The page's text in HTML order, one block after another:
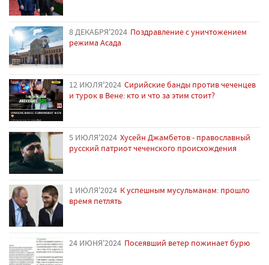
8 ДЕКАБРЯ'2024 Поздравление с уничтожением
режима Асада
12 ИЮЛЯ'2024 Сирийские банды против чеченцев
и турок в Вене: кто и что за этим стоит?
5 ИЮЛЯ'2024 Хусейн Джамбетов - православный
русский патриот чеченского происхождения
1 ИЮЛЯ'2024 К успешным мусульманам: прошло
время петлять
24 ИЮНЯ'2024 Посеявший ветер пожинает бурю